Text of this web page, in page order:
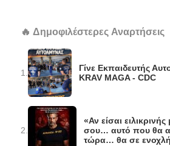
🔥 Δημοφιλέστερες Αναρτήσεις
1.
Γίνε Εκπαιδευτής
KRAV MAGA - CDC
2.
«Αν είσαι
σου… αυτό που θα
τώρα… θα σε